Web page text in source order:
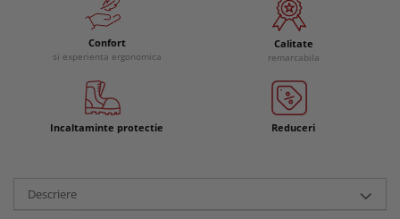
Confort
si experienta ergonomica
Calitate
remarcabila
Incaltaminte protectie Reduceri
Descriere